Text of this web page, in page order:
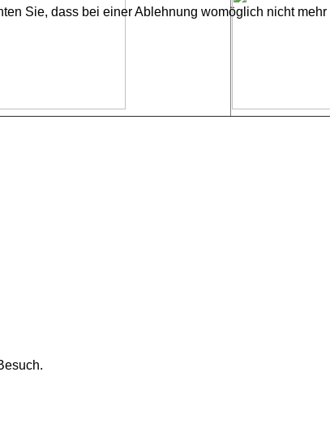
Sie, dass bei einer Ablehnung womöglich nicht